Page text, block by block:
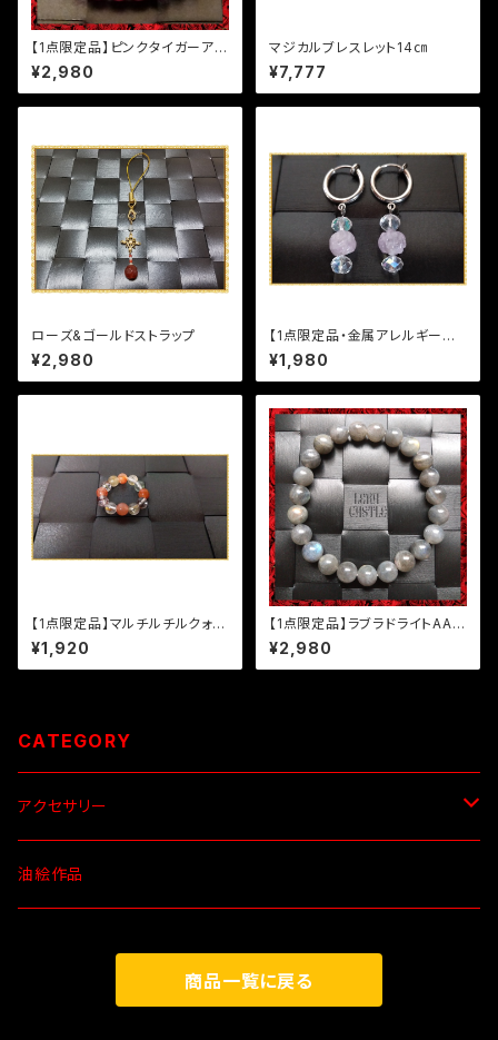
【1点限定品】ピンクタイガーアイ
ブレスレット
¥2,980
マジカルブレスレット14㎝
¥7,777
ローズ&ゴールドストラップ
¥2,980
【1点限定品・金属アレルギー対
応】ラベンダーアメジストイヤリ
ング
¥1,980
【1点限定品】マルチルチルクォー
ツのリング(1号)
¥1,920
【1点限定品】ラブラドライトAAの
ブレスレット
¥2,980
CATEGORY
アクセサリー
ブレスレット
油絵作品
商品一覧に戻る